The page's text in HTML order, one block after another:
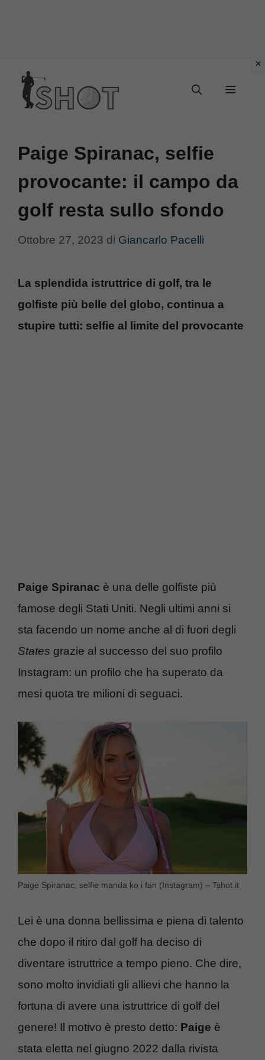
contenuto
Menu
Paige Spiranac, selfie
provocante: il campo da
golf resta sullo sfondo
Ottobre 27, 2023 di Giancarlo Pacelli
La splendida istruttrice di golf, tra le
golfiste più belle del globo, continua a
stupire tutti: selfie al limite del provocante
Paige Spiranac è una delle golfiste più
famose degli Stati Uniti. Negli ultimi anni si
sta facendo un nome anche al di fuori degli
States grazie al successo del suo profilo
Instagram: un profilo che ha superato da
mesi quota tre milioni di seguaci.
Paige Spiranac, selfie manda ko i fan (Instagram) – Tshot.it
Lei è una donna bellissima e piena di talento
che dopo il ritiro dal golf ha deciso di
diventare istruttrice a tempo pieno. Che dire,
sono molto invidiati gli allievi che hanno la
fortuna di avere una istruttrice di golf del
genere! Il motivo è presto detto: Paige è
stata eletta nel giugno 2022 dalla rivista